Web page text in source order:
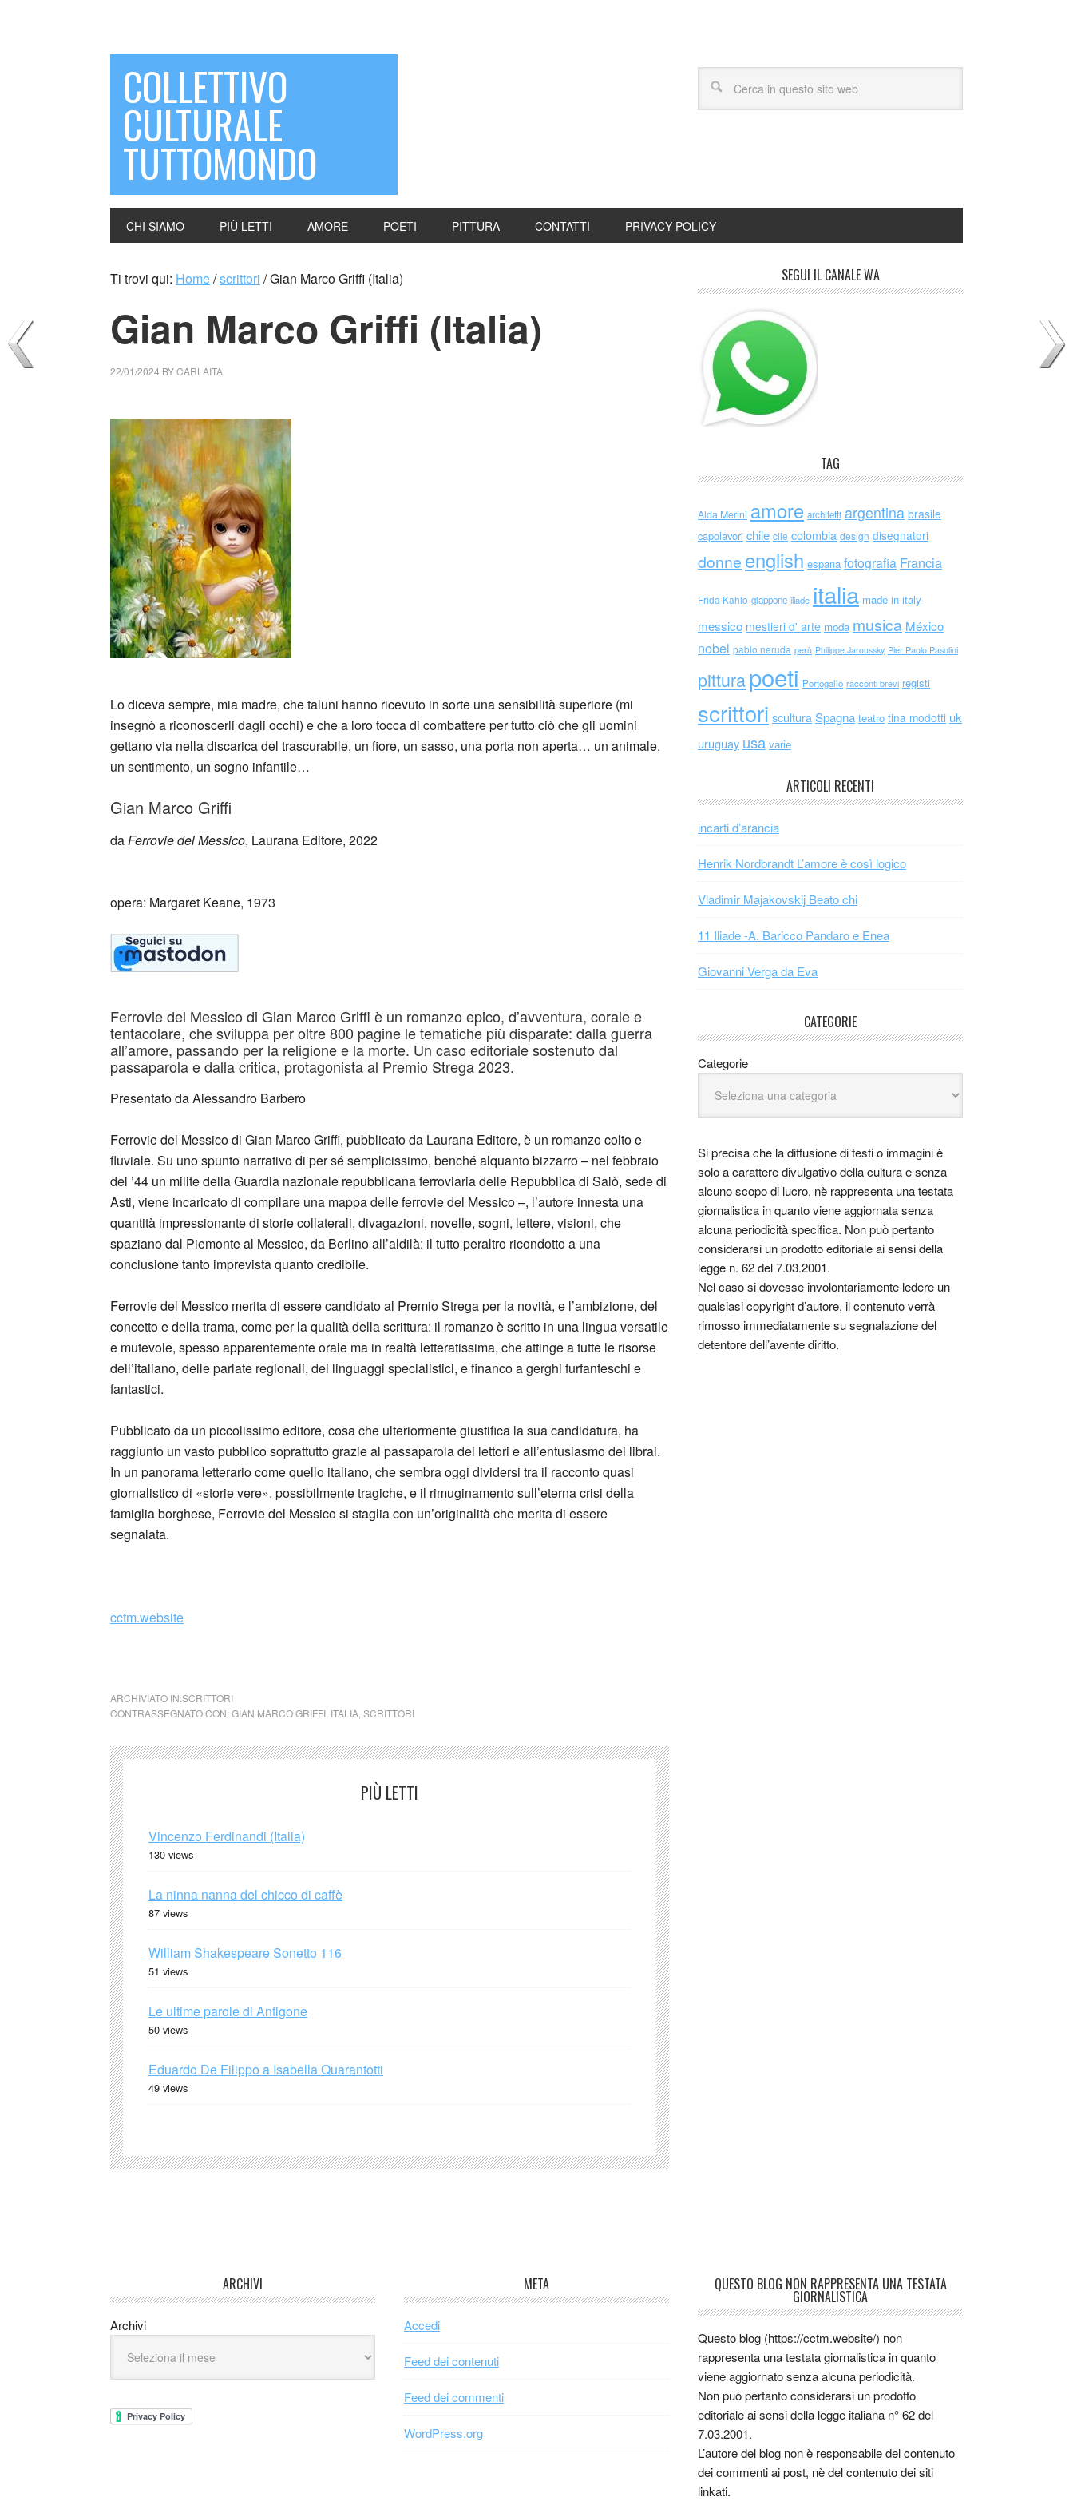
COLLETTIVO
CULTURALE
TUTTOMONDO
CHI SIAMO PIÙ LETTI AMORE POETI PITTURA CONTATTI PRIVACY POLICY
Ti trovi qui: Home/scrittori /Gian Marco Griffi (Italia)
Gian Marco Griffi (Italia)
22/01/2024 BYCARLAITA
Lo diceva sempre, mia madre, che taluni hanno ricevuto in sorte una sensibilità superiore (mi
insegnò a riconoscerli dagli occhi) e che a loro tocca di combattere per tutto ciò che gli uomini
gettano via nella discarica del trascurabile, un fiore, un sasso, una porta non aperta… un animale,
un sentimento, un sogno infantile…
Gian Marco Griffi
daFerrovie del Messico, Laurana Editore, 2022
opera: Margaret Keane, 1973
Ferrovie del Messico di Gian Marco Griffi è un romanzo epico, d’avventura, corale e
tentacolare, che sviluppa per oltre 800 pagine le tematiche più disparate: dalla guerra
all’amore, passando per la religione e la morte. Un caso editoriale sostenuto dal
passaparola e dalla critica, protagonista al Premio Strega 2023.
Presentato da Alessandro Barbero
Ferrovie del Messico di Gian Marco Griffi, pubblicato da Laurana Editore, è un romanzo colto e
fluviale. Su uno spunto narrativo di per sé semplicissimo, benché alquanto bizzarro – nel febbraio
del ’44 un milite della Guardia nazionale repubblicana ferroviaria delle Repubblica di Salò, sede di
Asti, viene incaricato di compilare una mappa delle ferrovie del Messico –, l’autore innesta una
quantità impressionante di storie collaterali, divagazioni, novelle, sogni, lettere, visioni, che
spaziano dal Piemonte al Messico, da Berlino all’aldilà: il tutto peraltro ricondotto a una
conclusione tanto imprevista quanto credibile.
Ferrovie del Messico merita di essere candidato al Premio Strega per la novità, e l’ambizione, del
concetto e della trama, come per la qualità della scrittura: il romanzo è scritto in una lingua versatile
e mutevole, spesso apparentemente orale ma in realtà letteratissima, che attinge a tutte le risorse
dell’italiano, delle parlate regionali, dei linguaggi specialistici, e financo a gerghi furfanteschi e
fantastici.
Pubblicato da un piccolissimo editore, cosa che ulteriormente giustifica la sua candidatura, ha
raggiunto un vasto pubblico soprattutto grazie al passaparola dei lettori e all’entusiasmo dei librai.
In un panorama letterario come quello italiano, che sembra oggi dividersi tra il racconto quasi
giornalistico di «storie vere», possibilmente tragiche, e il rimuginamento sull’eterna crisi della
famiglia borghese, Ferrovie del Messico si staglia con un’originalità che merita di essere
segnalata.
cctm.website
ARCHIVIATO IN:SCRITTORI
CONTRASSEGNATO CON:GIAN MARCO GRIFFI ITALIA SCRITTORI
PIÙ LETTI
Vincenzo Ferdinandi (Italia)
130 views
La ninna nanna del chicco di caffè
87 views
William Shakespeare Sonetto 116
51 views
Le ultime parole di Antigone
50 views
Eduardo De Filippo a Isabella Quarantotti
49 views
SEGUI IL CANALE WA
TAG
Alda Merini amore architetti argentina brasile
capolavori chile cile colombia design disegnatori
donne english espana fotografia Francia
Frida Kahlo giappone iliade italia made in italy
messico mestieri d' arte moda musica México
nobel pablo neruda perù Philippe Jaroussky Pier Paolo Pasolini
pitturapoeti Portogallo racconti brevi registi
scrittori scultura Spagna teatro tina modotti uk
uruguay usa varie
ARTICOLI RECENTI
incarti d’arancia
Henrik Nordbrandt L’amore è così logico
Vladimir Majakovskij Beato chi
11 Iliade -A. Baricco Pandaro e Enea
Giovanni Verga da Eva
CATEGORIE
Categorie
Si precisa che la diffusione di testi o immagini è
solo a carattere divulgativo della cultura e senza
alcuno scopo di lucro, nè rappresenta una testata
giornalistica in quanto viene aggiornata senza
alcuna periodicità specifica. Non può pertanto
considerarsi un prodotto editoriale ai sensi della
legge n. 62 del 7.03.2001.
Nel caso si dovesse involontariamente ledere un
qualsiasi copyright d’autore, il contenuto verrà
rimosso immediatamente su segnalazione del
detentore dell’avente diritto.
ARCHIVI
Archivi
META
Accedi
Feed dei contenuti
Feed dei commenti
WordPress.org
QUESTO BLOG NON RAPPRESENTA UNA TESTATA
GIORNALISTICA
Questo blog (https://cctm.website/) non
rappresenta una testata giornalistica in quanto
viene aggiornato senza alcuna periodicità.
Non può pertanto considerarsi un prodotto
editoriale ai sensi della legge italiana n° 62 del
7.03.2001.
L’autore del blog non è responsabile del contenuto
dei commenti ai post, nè del contenuto dei siti
linkati.